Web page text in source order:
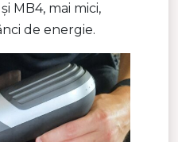
MB4, mai mici,
de energie.